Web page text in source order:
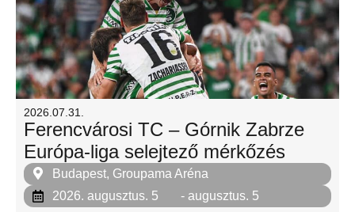
2026.07.31.
Ferencvárosi TC – Górnik Zabrze
Európa-liga selejtező mérkőzés
Budapest, Groupama Aréna
2026. augusztus. 5
- augusztus. 5